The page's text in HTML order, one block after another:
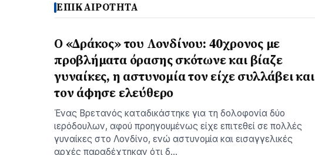
ΕΠΙΚΑΙΡΟΤΗΤΑ
Ο «Δράκος» του Λονδίνου: 40χρονος με
προβλήματα όρασης σκότωνε και βίαζε
γυναίκες, η αστυνομία τον είχε συλλάβει και
τον άφησε ελεύθερο
Ένας Βρετανός καταδικάστηκε για τη δολοφονία δύο
ιερόδουλων, αφού προηγουμένως είχε επιτεθεί σε πολλές
γυναίκες στο Λονδίνο, ενώ αστυνομία και εισαγγελικές
αρχές παραδέχτηκαν ότι δ…